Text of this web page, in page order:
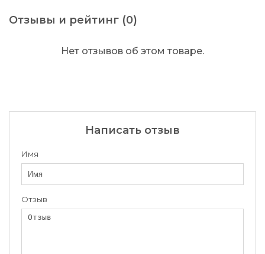
Отзывы и рейтинг (0)
Нет отзывов об этом товаре.
Написать отзыв
Имя
Отзыв